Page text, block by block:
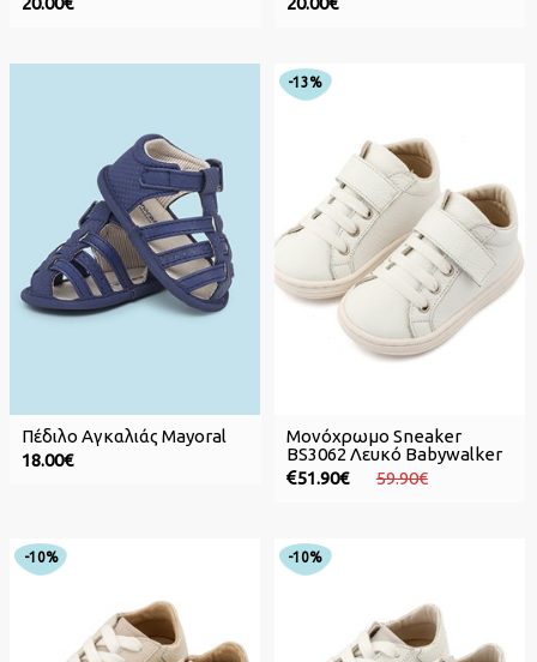
Πέδιλο Αγκαλιάς Mayoral
18.00€
-13%
Mονόχρωμο Sneaker
BS3062 Λευκό Babywalker
51.90€
59.90€
-10% -10%